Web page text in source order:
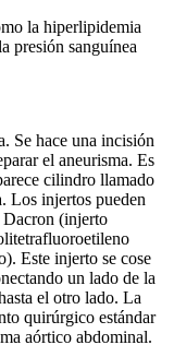
la hiperlipidemia
presión sanguínea
Se hace una incisión
el aneurisma. Es
cilindro llamado
Los injertos pueden
Dacron (injerto
Este injerto se cose
un lado de la
el otro lado. La
quirúrgico estándar
aórtico abdominal.